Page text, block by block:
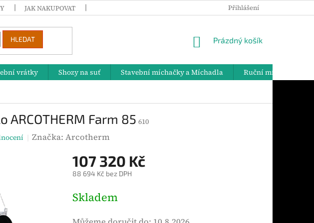
JAK NAKUPOVAT DOPRAVA A PLATBY
Přihlášení
HLEDAT
NÁKUPNÍ
Prázdný košík
vrátky Shozy na suť Stavební míchačky a Míchadla Ruční míchadla
Farm 85 610
Značka:Arcotherm
107 320 Kč
88 694 Kč bez DPH
ě
Skladem